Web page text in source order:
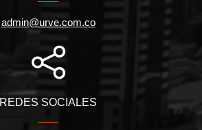
admin@urve.com.co
REDES SOCIALES